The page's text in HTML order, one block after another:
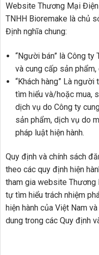
Website Thương Mại
TNHH Bioremake là chủ
Định nghĩa chung:
“Người bán” là Công
và cung cấp sản
“Khách hàng” Là
tìm hiểu và/hoặc mua,
dịch vụ do Công ty
sản phẩm, dịch vụ do
pháp luật hiện hành.
Quy định và chính sách
theo các quy định hiện
tham gia website
tự tìm hiểu trách nhiệm
hiện hành của Việt Nam
dung trong các Quy định